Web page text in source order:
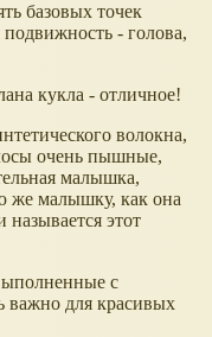
базовых точек
подвижность - голова,
кукла - отличное!
волокна,
очень пышные,
малышка,
же малышку, как она
этот
с
важно для красивых